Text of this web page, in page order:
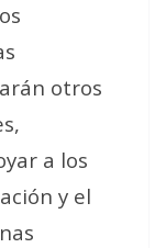
otros
a los
y el